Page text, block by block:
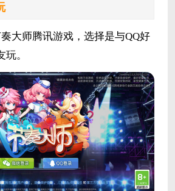
大师腾讯游戏，选择是与QQ好
。